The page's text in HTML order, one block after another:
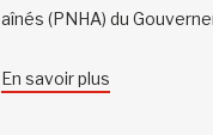
aînés (PNHA) du
En savoir plus